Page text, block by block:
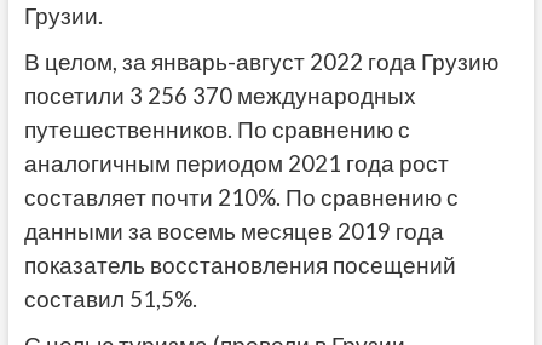
Грузии.
В целом, за январь-август 2022 года Грузию
посетили 3 256 370 международных
путешественников. По сравнению с
аналогичным периодом 2021 года рост
составляет почти 210%. По сравнению с
данными за восемь месяцев 2019 года
показатель восстановления посещений
составил 51,5%.